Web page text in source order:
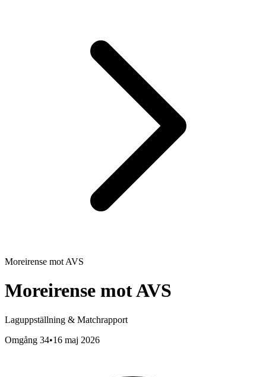
Moreirense mot AVS
Moreirense motAVS
Laguppställning & Matchrapport
Omgång 34•16 maj 2026